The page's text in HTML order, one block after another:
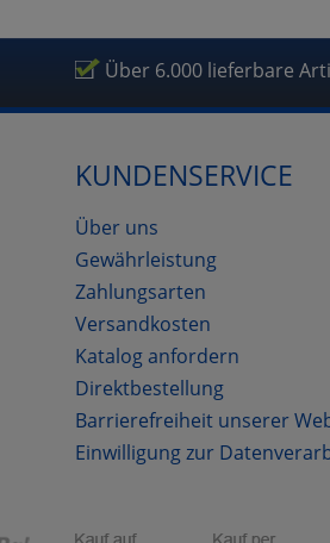
Über 6.000 lieferbare
KUNDENSERVICE
Über uns
Gewährleistung
Zahlungsarten
Versandkosten
Katalog anfordern
Direktbestellung
Barrierefreiheit unserer
Einwilligung zur